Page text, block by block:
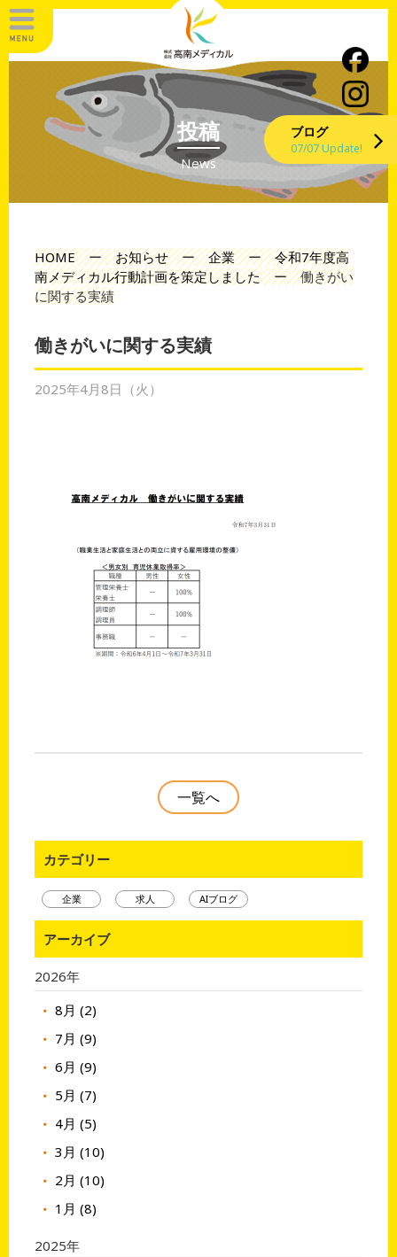
投稿
News
HOMEーお知らせー企業ー令和7年度高
南メディカル行動計画を策定しましたー働きがい
に関する実績
働きがいに関する実績
2025年4月8日（火）
一覧へ
カテゴリー
企業 求人 AIブログ
アーカイブ
2026年
8月 (2)
7月 (9)
6月 (9)
5月 (7)
4月 (5)
3月 (10)
2月 (10)
1月 (8)
2025年
ブログ
07/07 Update!